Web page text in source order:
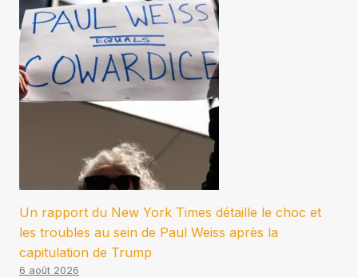
Un rapport du New York Times détaille le choc et
les troubles au sein de Paul Weiss après la
capitulation de Trump
6 août 2026